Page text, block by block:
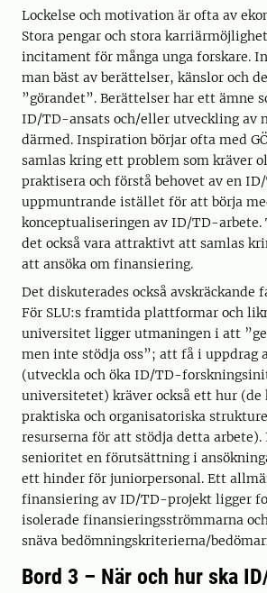
Lockelse och motivation är ofta av
Stora pengar och stora
incitament för många unga forskare.
man bäst av berättelser, känslor och
”görandet”. Berättelser har ett ämne
ID/TD-ansats och/eller utveckling av
därmed. Inspiration börjar ofta med
samlas kring ett problem som kräver
praktisera och förstå behovet av en
uppmuntrande istället för att börja
konceptualiseringen av ID/TD-
det också vara attraktivt att samlas
att ansöka om finansiering.
Det diskuterades också avskräckande
För SLU:s framtida plattformar och
universitet ligger utmaningen i att
men inte stödja oss”; att få i uppdrag
(utveckla och öka ID/TD-
universitetet) kräver också ett hur (de
praktiska och organisatoriska
resurserna för att stödja detta arbete).
senioritet en förutsättning i
ett hinder för juniorpersonal. Ett
finansiering av ID/TD-projekt ligger
isolerade finansieringsströmmarna
snäva bedömningskriterierna/
Bord 3 – När och hur ska